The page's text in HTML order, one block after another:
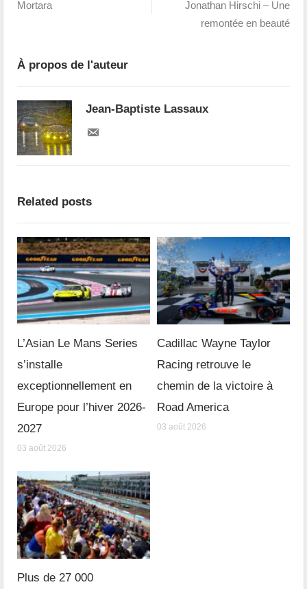
Mortara
Jonathan Hirschi – Une
remontée en beauté
À propos de l'auteur
Jean-Baptiste Lassaux
Related posts
L’Asian Le Mans Series
s’installe
exceptionnellement en
Europe pour l’hiver 2026-
2027
03 août 2026
Cadillac Wayne Taylor
Racing retrouve le
chemin de la victoire à
Road America
03 août 2026
Plus de 27 000